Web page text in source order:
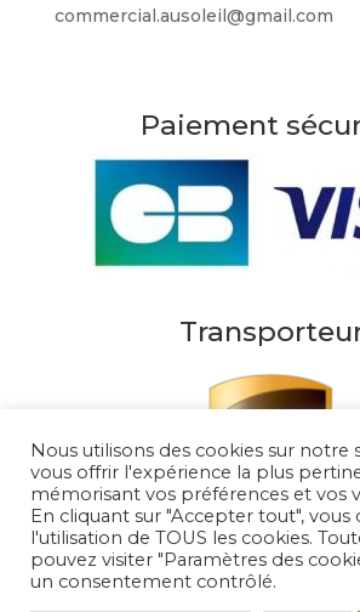
commercial.ausoleil@gmail.com
Paiement
Nous utilisons des cookies sur notre
vous offrir l'expérience la plus
mémorisant vos préférences et vos
En cliquant sur "Accepter tout", vous
l'utilisation de TOUS les cookies.
pouvez visiter "Paramètres des
un consentement contrôlé.